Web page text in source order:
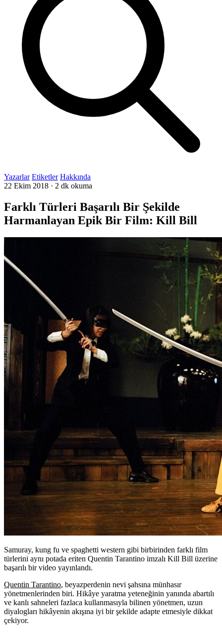
Yazarlar Etiketler Hakkında
22 Ekim 2018 · 2 dk okuma
Farklı Türleri Başarılı Bir Şekilde
Harmanlayan Epik Bir Film: Kill Bill
Samuray, kung fu ve spaghetti western gibi birbirinden farklı film
türlerini aynı potada eriten Quentin Tarantino imzalı Kill Bill üzerine
başarılı bir video yayınlandı.
Quentin Tarantino, beyazperdenin nevi şahsına münhasır
yönetmenlerinden biri. Hikâye yaratma yeteneğinin yanında abartılı
ve kanlı sahneleri fazlaca kullanmasıyla bilinen yönetmen, uzun
diyalogları hikâyenin akışına iyi bir şekilde adapte etmesiyle dikkat
çekiyor.